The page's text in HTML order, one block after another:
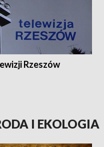
Rzeszów
I EKOLOGIA